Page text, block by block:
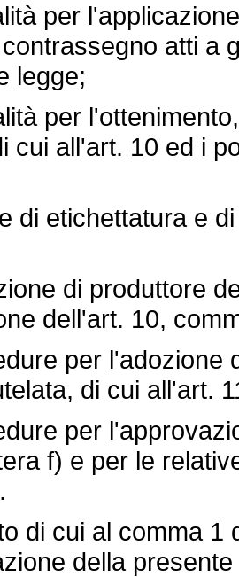
per
atti a
legge;
per
cui all'art. 10 ed i
etichettatura e di
di produttore
dell'art. 10,
per l'adozione
di cui all'art.
per
f) e per le
di cui al comma 1
della